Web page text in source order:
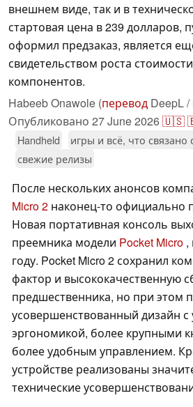
внешнем виде, так и в
стартовая цена в 239 долларов,
оформил предзаказ, является
свидетельством роста
компонентов.
Habeeb Onawole (перевод DeepL
Опубликовано 27 June 2026🇺🇸
Handheld игры и всё, что связано
свежие релизы
После нескольких анонсов
Micro 2 наконец-то официально
Новая портативная консоль
преемника модели Pocket Micro ,
году. Pocket Micro 2 сохранил
фактор и высококачественную
предшественника, но при этом
усовершенствованный дизайн
эргономикой, более крупными
более удобным управлением.
устройстве реализованы
технические